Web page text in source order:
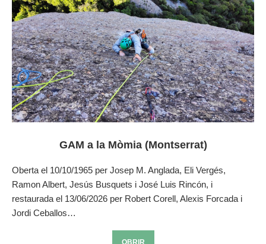
GAM a la Mòmia (Montserrat)
Oberta el 10/10/1965 per Josep M. Anglada, Eli Vergés,
Ramon Albert, Jesús Busquets i José Luis Rincón, i
restaurada el 13/06/2026 per Robert Corell, Alexis Forcada i
Jordi Ceballos…